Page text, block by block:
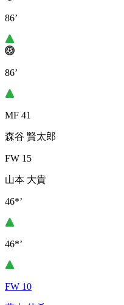
86’
86’
MF 41
森谷 賢太郎
FW 15
山本 大貴
46*’
46*’
FW 10